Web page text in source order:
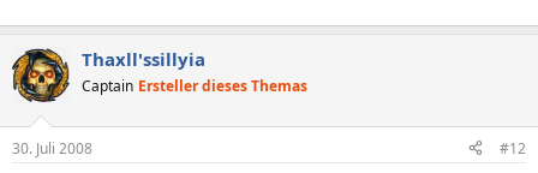
Thaxll'ssillyia
Captain Ersteller dieses Themas
30. Juli 2008 #12